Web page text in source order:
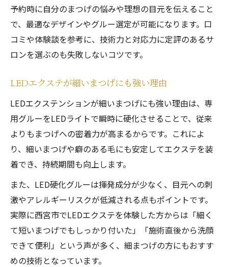
予約時に自分のまつげの悩みや理想の目元を伝えること
で、最適なデザインやグルー選定が可能になります。口
コミや体験談を参考に、技術力と対応力に定評のあるサ
ロンを選ぶのも失敗しないコツです。
LEDエクステが細いまつげにも強い理由
LEDエクステンションが細いまつげにも強い理由は、専
用グルーをLEDライトで瞬時に硬化させることで、従来
よりもまつげへの密着力が高まるからです。これによ
り、細いまつげや癖のある毛にも安定してエクステを装
着でき、持続期間も向上します。
また、LED硬化グルーは揮発成分が少なく、目元への刺
激やアレルギーリスクが低減される点もポイントです。
実際に西宮市でLEDエクステを体験した方からは「細く
て短いまつげでもしっかり付いた」「施術直後から洗顔
できて便利」という声が多く、細まつげの方にもおすす
めの技術となっています。